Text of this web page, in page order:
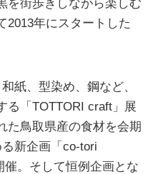
2013年にスタートした
紙、型染め、鋼など、
る「TOTTORI craft」展
た鳥取県産の食材を会期
新企画「co-tori
催。そして恒例企画とな